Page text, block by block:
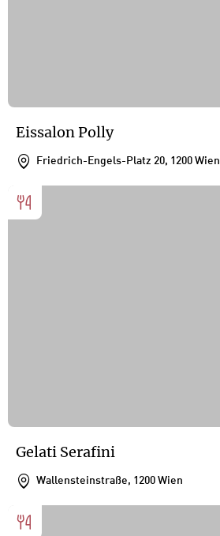
Eissalon Polly
Friedrich-Engels-Platz 20, 1200 Wien
Gelati Serafini
Wallensteinstraße, 1200 Wien